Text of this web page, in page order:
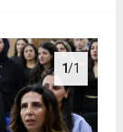
1/1